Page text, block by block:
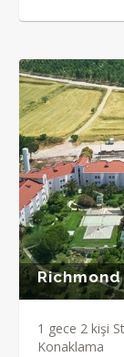
1 gece 2 kişi
Konaklama